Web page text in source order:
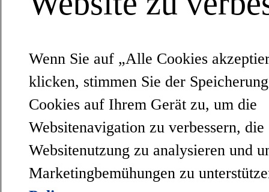
Wenn Sie auf „Alle Cookies
klicken, stimmen Sie der
Cookies auf Ihrem Gerät zu, um die
Websitenavigation zu verbessern, die
Websitenutzung zu analysieren und
Marketingbemühungen zu